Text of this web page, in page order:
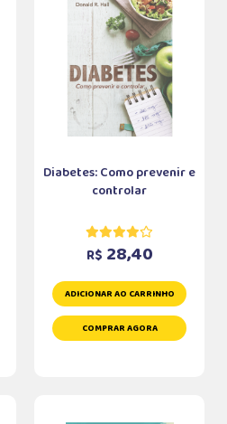
Diabetes: Como prevenir e
controlar
R$ 28,40
ADICIONAR AO CARRINHO
COMPRAR AGORA